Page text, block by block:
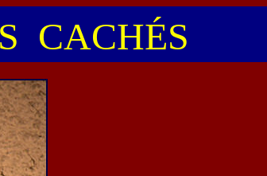
CACHÉS